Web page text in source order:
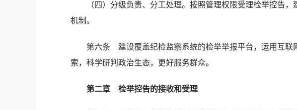
（四）分级负责、分工处理。按照管理权限受理检举控告，
机制。
第六条 建设覆盖纪检监察系统的检举举报平台，运用互联
索，科学研判政治生态，更好服务群众。
第二章 检举控告的接收和受理